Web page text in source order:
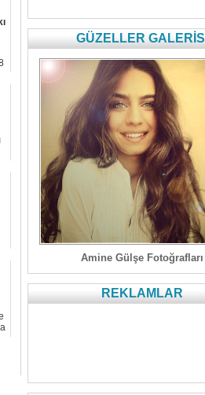
GÜZELLER GALERİSİ
Amine Gülşe Fotoğrafları
REKLAMLAR